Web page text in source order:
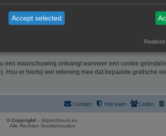
te laten verlopen en cookies geven ons de
waarschuwing ontvangt wanneer een cookie
er hierbij wel rekening mee dat bepaalde grafische
Leden
Het team
Contact
© Copyright! - 3dprintforum.eu
Alle Rechten Voorbehouden
Accept selected